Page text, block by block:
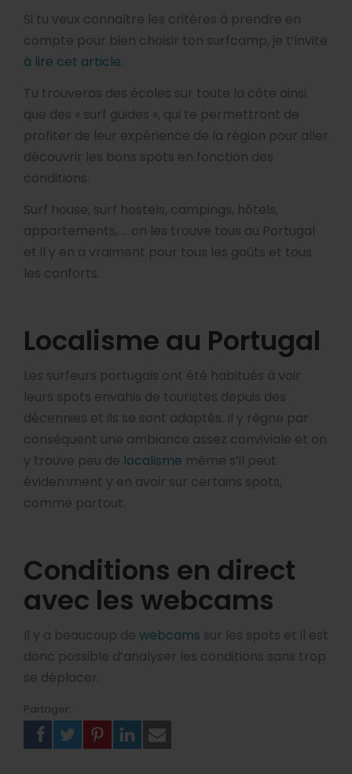
Si tu veux connaître les critères à prendre en
compte pour bien choisir ton surfcamp, je t’invite
à lire cet article.
Tu trouveras des écoles sur toute la côte ainsi
que des « surf guides », qui te permettront de
profiter de leur expérience de la région pour aller
découvrir les bons spots en fonction des
conditions.
Surf house, surf hostels, campings, hôtels,
appartements, … on les trouve tous au Portugal
et il y en a vraiment pour tous les goûts et tous
les conforts.
Localisme au Portugal
Les surfeurs portugais ont été habitués à voir
leurs spots envahis de touristes depuis des
décennies et ils se sont adaptés. Il y règne par
conséquent une ambiance assez conviviale et on
y trouve peu de localisme même s’il peut
évidemment y en avoir sur certains spots,
comme partout.
Conditions en direct
avec les webcams
Il y a beaucoup de webcams sur les spots et il est
donc possible d’analyser les conditions sans trop
se déplacer.
Partager: